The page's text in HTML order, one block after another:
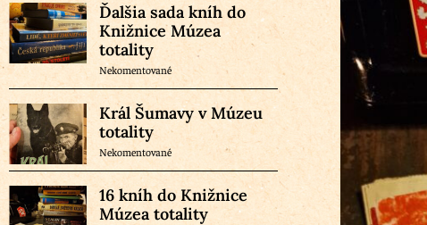
Ďalšia sada kníh do
Knižnice Múzea
totality
Nekomentované
Král Šumavy v Múzeu
totality
Nekomentované
16 kníh do Knižnice
Múzea totality